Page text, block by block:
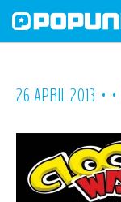
26 APRIL 2013 • •